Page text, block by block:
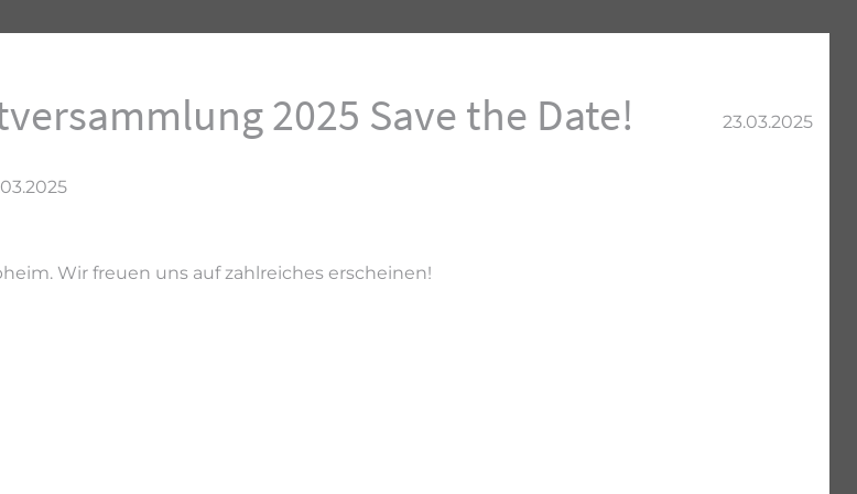
2025 Save the Date! 23.03.2025
Wir freuen uns auf zahlreiches erscheinen!